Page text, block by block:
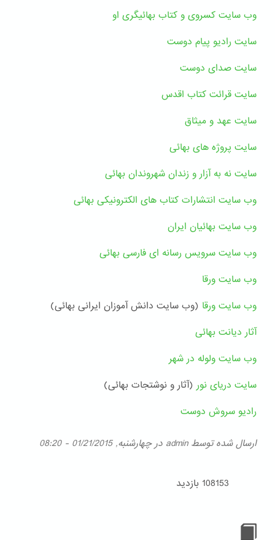
وب سایت کسروی و کتاب بهائیگری او
سایت رادیو پیام دوست
سایت صدای دوست
سایت قرائت کتاب اقدس
سایت عهد و میثاق
سایت پروژه های بهائی
سایت نه به آزار و زندان شهروندان بهائی
وب سایت انتشارات کتاب های الکترونیکی بهائی
وب سایت بهائیان ایران
وب سایت سرویس رسانه ای فارسی بهائی
وب سایت ورقا
وب سایت ورقا (وب سایت دانش آموزان ایرانی بهائی)
آثار دیانت بهائی
وب سایت ولوله در شهر
سایت دریای نور (آثار و نوشتجات بهائی)
رادیو سروش دوست
ارسال شده توسطadmin در چهارشنبه, 01/21/2015 - 08:20
108153 بازدید